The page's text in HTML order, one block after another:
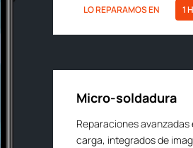
LO REPARAMOS EN 1
Micro-soldadura
Reparaciones
carga, integrados de